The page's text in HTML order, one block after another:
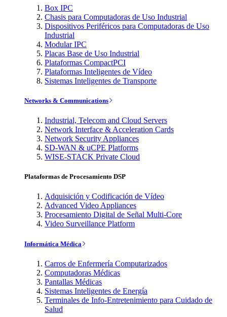
Box IPC
Chasis para Computadoras de Uso Industrial
Dispositivos Periféricos para Computadoras de Uso
Industrial
Modular IPC
Placas Base de Uso Industrial
Plataformas CompactPCI
Plataformas Inteligentes de Vídeo
Sistemas Inteligentes de Transporte
Networks & Communications
Industrial, Telecom and Cloud Servers
Network Interface & Acceleration Cards
Network Security Appliances
SD-WAN & uCPE Platforms
WISE-STACK Private Cloud
Plataformas de Procesamiento DSP
Adquisición y Codificación de Vídeo
Advanced Video Appliances
Procesamiento Digital de Señal Multi-Core
Video Surveillance Platform
Informática Médica
Carros de Enfermería Computarizados
Computadoras Médicas
Pantallas Médicas
Sistemas Inteligentes de Energía
Terminales de Info-Entretenimiento para Cuidado de
Salud